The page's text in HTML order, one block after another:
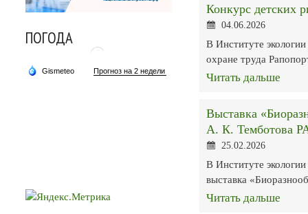
ПОГОДА
Конкурс детских
04.06.2026
В Институте
охране труда
Читать дальше
Выставка
А. К. Темботова
25.02.2026
В Институте
выставка
Читать дальше